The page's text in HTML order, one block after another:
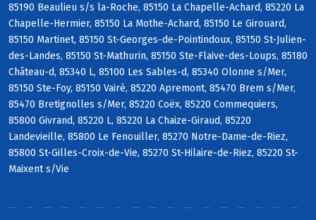
85190 Beaulieu s/s la-Roche, 85150 La Chapelle-Achard, 85220 La
Chapelle-Hermier, 85150 La Mothe-Achard, 85150 Le Girouard,
85150 Martinet, 85150 St-Georges-de-Pointindoux, 85150 St-Julien-
des-Landes, 85150 St-Mathurin, 85150 Ste-Flaive-des-Loups, 85180
Château-d, 85340 L, 85100 Les Sables-d, 85340 Olonne s/Mer,
85150 Ste-Foy, 85150 Vairé, 85220 Apremont, 85470 Brem s/Mer,
85470 Bretignolles s/Mer, 85220 Coëx, 85220 Commequiers,
85800 Givrand, 85220 L, 85220 La Chaize-Giraud, 85220
Landevieille, 85800 Le Fenouiller, 85270 Notre-Dame-de-Riez,
85800 St-Gilles-Croix-de-Vie, 85270 St-Hilaire-de-Riez, 85220 St-
Maixent s/Vie